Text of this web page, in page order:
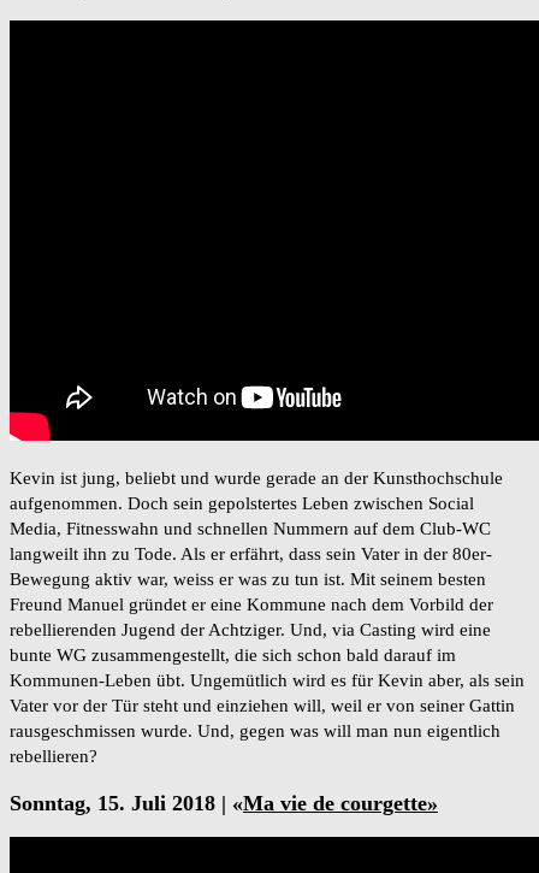
Kevin ist jung, beliebt und wurde gerade an der Kunsthochschule
aufgenommen. Doch sein gepolstertes Leben zwischen Social
Media, Fitnesswahn und schnellen Nummern auf dem Club-WC
langweilt ihn zu Tode. Als er erfährt, dass sein Vater in der 80er-
Bewegung aktiv war, weiss er was zu tun ist. Mit seinem besten
Freund Manuel gründet er eine Kommune nach dem Vorbild der
rebellierenden Jugend der Achtziger. Und, via Casting wird eine
bunte WG zusammengestellt, die sich schon bald darauf im
Kommunen-Leben übt. Ungemütlich wird es für Kevin aber, als sein
Vater vor der Tür steht und einziehen will, weil er von seiner Gattin
rausgeschmissen wurde. Und, gegen was will man nun eigentlich
rebellieren?
Sonntag, 15. Juli 2018 | «Ma vie de courgette»